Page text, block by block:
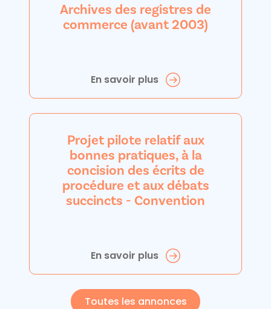
Archives des registres de
commerce (avant 2003)
En savoir plus
Projet pilote relatif aux
bonnes pratiques, à la
concision des écrits de
procédure et aux débats
succincts - Convention
En savoir plus
Toutes les annonces